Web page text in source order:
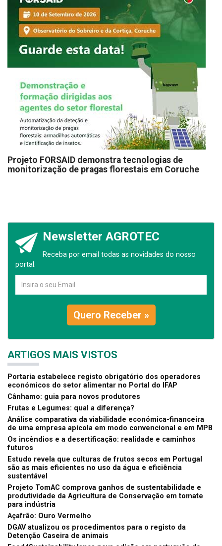
Projeto FORSAID demonstra tecnologias de
monitorização de pragas florestais em Coruche
Newsletter AGROTEC
Receba por email todas as novidades do nosso
portal.
Quero Receber »
ARTIGOS MAIS VISTOS
Portaria estabelece registo obrigatório dos operadores
económicos do setor alimentar no Portal do IFAP
Cânhamo: guia para novos produtores
Frutas e Legumes: qual a diferença?
Análise comparativa da viabilidade económica-financeira
de uma empresa apícola em modo convencional e em MPB
Os incêndios e a desertificação: realidade e caminhos
futuros
Estudo revela que culturas de frutos secos em Portugal
são as mais eficientes no uso da água e eficiência
sustentável
Projeto TomAC comprova ganhos de sustentabilidade e
produtividade da Agricultura de Conservação em tomate
para indústria
Açafrão: Ouro Vermelho
DGAV atualizou os procedimentos para o registo da
Detenção Caseira de animais